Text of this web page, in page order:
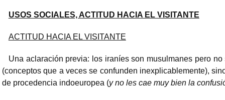
USOS SOCIALES, ACTITUD HACIA EL VISITANTE
ACTITUD HACIA EL VISITANTE
Una aclaración previa: los iraníes son musulmanes pero no
(conceptos que a veces se confunden inexplicablemente),
de procedencia indoeuropea (y no les cae muy bien la